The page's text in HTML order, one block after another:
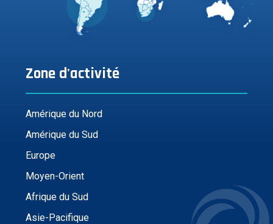
Zone d'activité
Amérique du Nord
Amérique du Sud
Europe
Moyen-Orient
Afrique du Sud
Asie-Pacifique